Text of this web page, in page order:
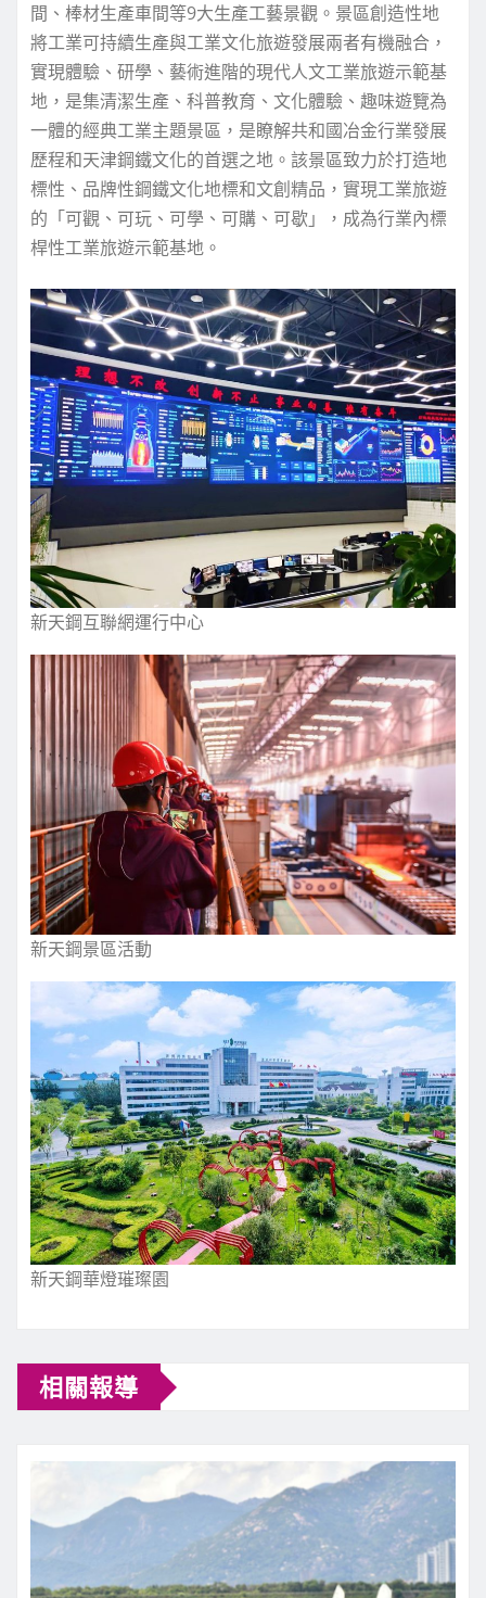
間、棒材生產車間等9大生產工藝景觀。景區創造性地
將工業可持續生產與工業文化旅遊發展兩者有機融合，
實現體驗、研學、藝術進階的現代人文工業旅遊示範基
地，是集清潔生產、科普教育、文化體驗、趣味遊覽為
一體的經典工業主題景區，是瞭解共和國冶金行業發展
歷程和天津鋼鐵文化的首選之地。該景區致力於打造地
標性、品牌性鋼鐵文化地標和文創精品，實現工業旅遊
的「可觀、可玩、可學、可購、可歇」，成為行業內標
桿性工業旅遊示範基地。
新天鋼互聯網運行中心
新天鋼景區活動
新天鋼華燈璀璨園
相關報導